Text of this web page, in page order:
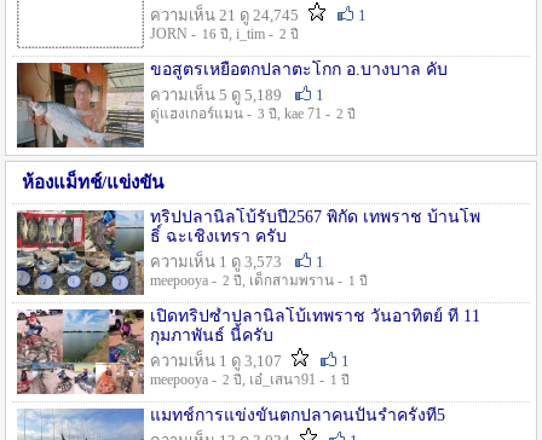
ความเห็น 21 ดู 24,745
1
JORN - 16 ปี , i_tim - 2 ปี
ขอสูตรเหยื่อตกปลาตะโกก อ.บางบาล คับ
ความเห็น 5 ดู 5,189
1
ตู่แฮงเกอร์แมน - 3 ปี , kae 71 - 2 ปี
ห้องแม็ทช์/แข่งขัน
ทริปปลานิลโบ้รับปี2567 พิกัด เทพราช บ้านโพ
ธิ์ ฉะเชิงเทรา ครับ
ความเห็น 1 ดู 3,573
1
meepooya - 2 ปี , เด็กสามพราน - 1 ปี
เปิดทริปซ้ำปลานิลโบ้เทพราช วันอาทิตย์ ที่ 11
กุมภาพันธ์ นี้ครับ
ความเห็น 1 ดู 3,107
1
meepooya - 2 ปี , เอ๋_เสนา91 - 1 ปี
แมทช์การแข่งขั้นตกปลาคนปั้นรำครั้งที่5